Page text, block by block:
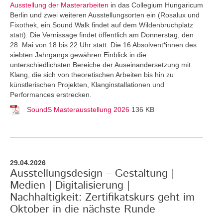
Ausstellung der Masterarbeiten in das Collegium Hungaricum
Berlin und zwei weiteren Ausstellungsorten ein (Rosalux und
Fixothek, ein Sound Walk findet auf dem Wildenbruchplatz
statt). Die Vernissage findet öffentlich am Donnerstag, den
28. Mai von 18 bis 22 Uhr statt. Die 16 Absolvent*innen des
siebten Jahrgangs gewähren Einblick in die
unterschiedlichsten Bereiche der Auseinandersetzung mit
Klang, die sich von theoretischen Arbeiten bis hin zu
künstlerischen Projekten, Klanginstallationen und
Performances erstrecken.
SoundS Masterausstellung 2026 136 KB
29.04.2026
Ausstellungsdesign – Gestaltung |
Medien | Digitalisierung |
Nachhaltigkeit: Zertifikatskurs geht im
Oktober in die nächste Runde